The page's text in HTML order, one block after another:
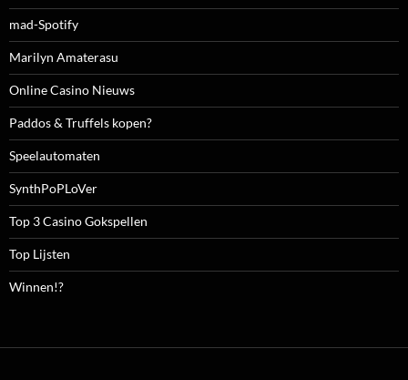
mad-Spotify
Marilyn Amaterasu
Online Casino Nieuws
Paddos & Truffels kopen?
Speelautomaten
SynthPoPLoVer
Top 3 Casino Gokspellen
Top Lijsten
Winnen!?